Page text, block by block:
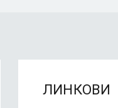
ЛИНКОВИ